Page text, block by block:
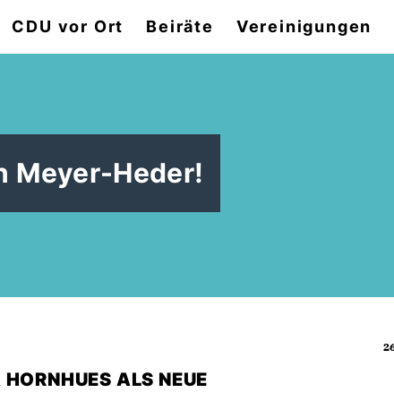
CDU vor Ort Beiräte Vereinigungen
Meyer-Heder!
ALS NEUE